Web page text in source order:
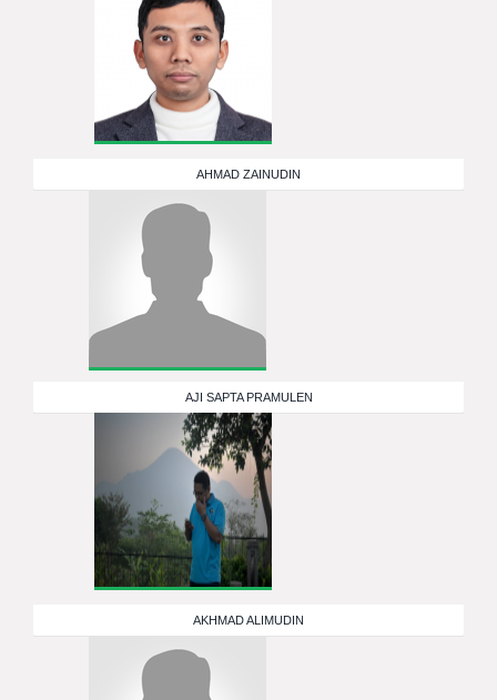
AHMAD ZAINUDIN
AJI SAPTA PRAMULEN
AKHMAD ALIMUDIN